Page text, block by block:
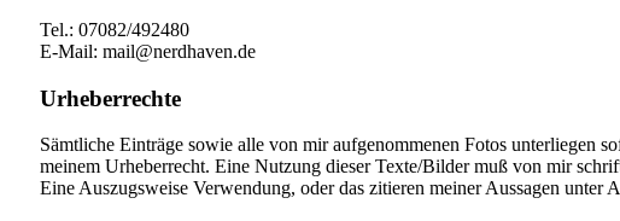
Tel.: 07082/492480
E-Mail: mail@nerdhaven.de
Urheberrechte
Sämtliche Einträge sowie alle von mir aufgenommenen Fotos unterliegen
meinem Urheberrecht. Eine Nutzung dieser Texte/Bilder muß von mir
Eine Auszugsweise Verwendung, oder das zitieren meiner Aussagen unter